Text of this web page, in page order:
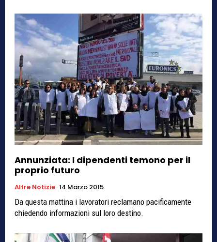
Annunziata: I dipendenti temono per il
proprio futuro
Altre Notizie 14 Marzo 2015
Da questa mattina i lavoratori reclamano pacificamente
chiedendo informazioni sul loro destino.